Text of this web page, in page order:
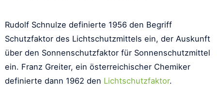
Rudolf Schnulze definierte 1956 den Begriff
Schutzfaktor des Lichtschutzmittels ein, der Auskunft
über den Sonnenschutzfaktor für Sonnenschutzmittel
ein. Franz Greiter, ein österreichischer Chemiker
definierte dann 1962 den Lichtschutzfaktor.